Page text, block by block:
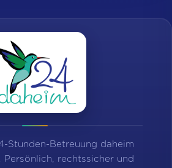
Stunden-Betreuung daheim
Persönlich, rechtssicher und